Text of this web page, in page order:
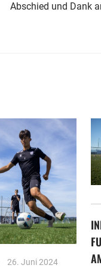
Abschied und Dank
26. Juni 2024